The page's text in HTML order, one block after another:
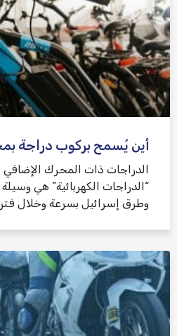
أين يُسمح بركوب دراجة
الدراجات ذات المحرك الإضافي
“الدراجات الكهربائية” هي
وطرق إسرائيل بسرعة وخلال